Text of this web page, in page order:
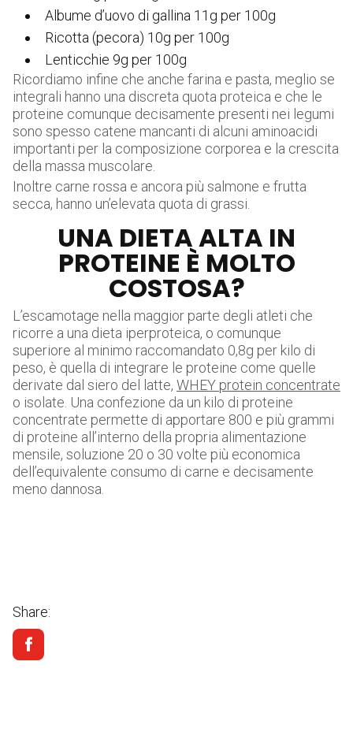
Albume d’uovo di gallina 11g per 100g
Ricotta (pecora) 10g per 100g
Lenticchie 9g per 100g
Ricordiamo infine che anche farina e pasta, meglio se
integrali hanno una discreta quota proteica e che le
proteine comunque decisamente presenti nei legumi
sono spesso catene mancanti di alcuni aminoacidi
importanti per la composizione corporea e la crescita
della massa muscolare.
Inoltre carne rossa e ancora più salmone e frutta
secca, hanno un’elevata quota di grassi.
UNA DIETA ALTA IN
PROTEINE È MOLTO
COSTOSA?
L’escamotage nella maggior parte degli atleti che
ricorre a una dieta iperproteica, o comunque
superiore al minimo raccomandato 0,8g per kilo di
peso, è quella di integrare le proteine come quelle
derivate dal siero del latte, WHEY protein concentrate
o isolate. Una confezione da un kilo di proteine
concentrate permette di apportare 800 e più grammi
di proteine all’interno della propria alimentazione
mensile, soluzione 20 o 30 volte più economica
dell’equivalente consumo di carne e decisamente
meno dannosa.
Share: